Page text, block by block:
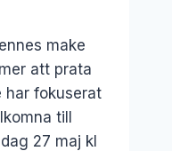
make
att prata
har fokuserat
till
27 maj kl